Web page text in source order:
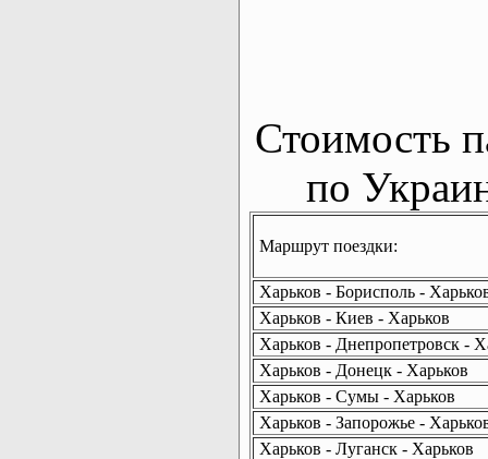
Стоимость
по
Маршрут поездки:
Харьков - Борисполь -
Харьков - Киев - Харьков
Харьков - Днепропетровск -
Харьков - Донецк - Харьков
Харьков - Сумы - Харьков
Харьков - Запорожье -
Харьков - Луганск - Харьков